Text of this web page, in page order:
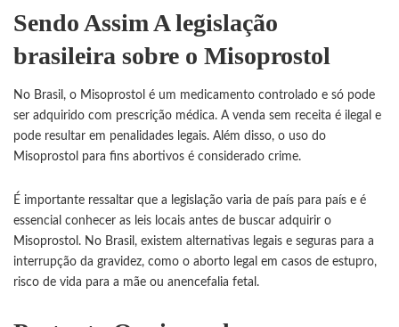
Sendo Assim A legislação
brasileira sobre o Misoprostol
No Brasil, o Misoprostol é um medicamento controlado e só pode
ser adquirido com prescrição médica. A venda sem receita é ilegal e
pode resultar em penalidades legais. Além disso, o uso do
Misoprostol para fins abortivos é considerado crime.
É importante ressaltar que a legislação varia de país para país e é
essencial conhecer as leis locais antes de buscar adquirir o
Misoprostol . No Brasil, existem alternativas legais e seguras para a
interrupção da gravidez, como o aborto legal em casos de estupro,
risco de vida para a mãe ou anencefalia fetal.